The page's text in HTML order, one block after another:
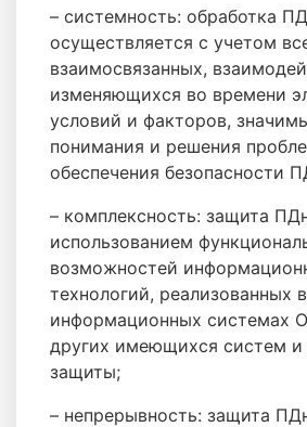
– системность: обработка
осуществляется с учетом
взаимосвязанных,
изменяющихся во времени
условий и факторов,
понимания и решения
обеспечения безопасности
– комплексность: защита
использованием
возможностей
технологий, реализованных в
информационных системах
других имеющихся систем и
защиты;
– непрерывность: защита